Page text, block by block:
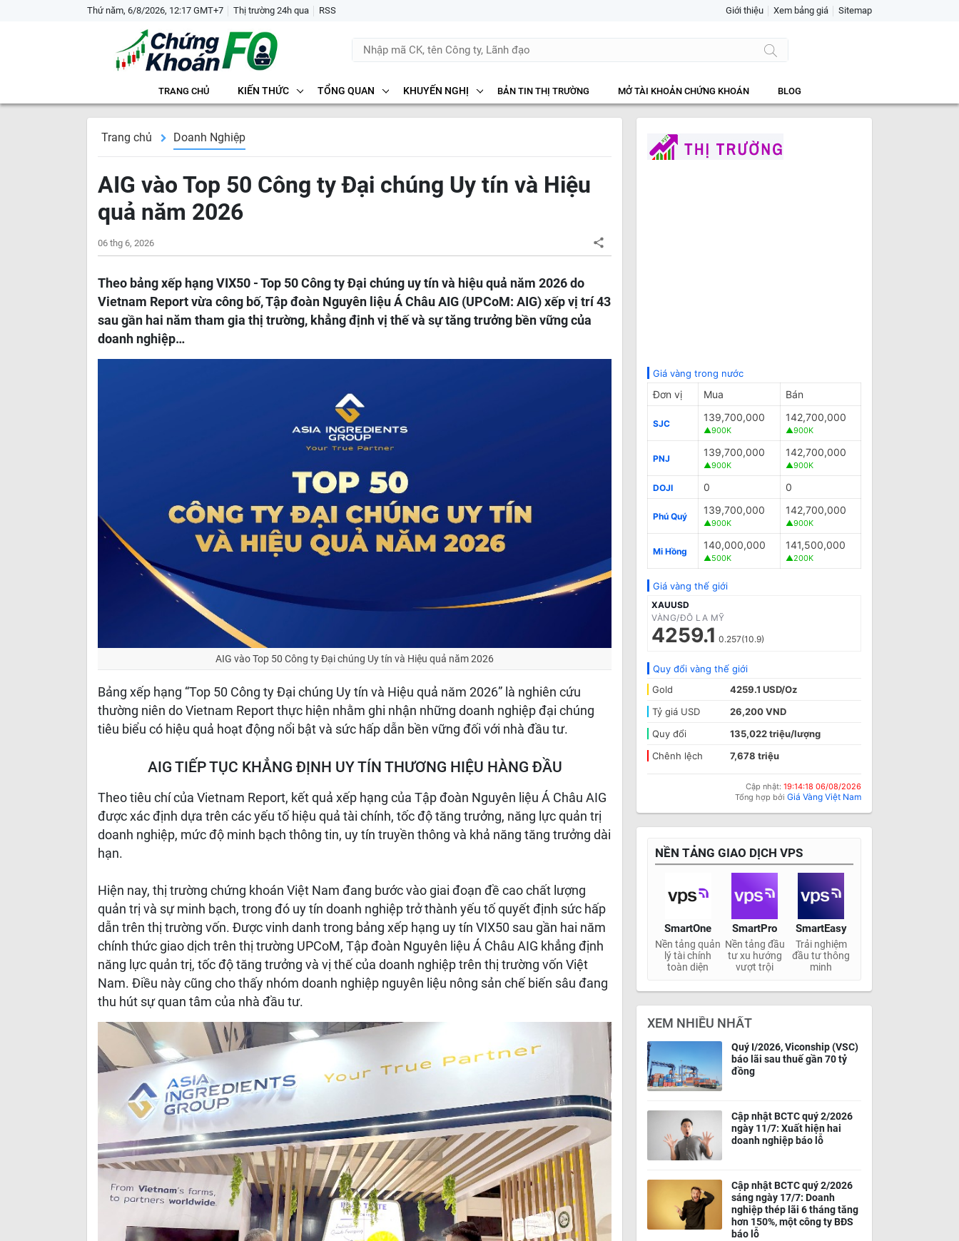
Thứ năm, 6/8/2026, 12:17 GMT+7 Thị trường 24h qua RSS Giới thiệu Xem bảng giá Sitemap
TRANG CHỦ KIẾN THỨC TỔNG QUAN KHUYẾN NGHỊ BẢN TIN THỊ TRƯỜNG MỞ TÀI KHOẢN CHỨNG KHOÁN BLOG
Trang chủ Doanh Nghiệp
AIG vào Top 50 Công ty Đại chúng Uy tín và Hiệu
quả năm 2026
06 thg 6, 2026
Theo bảng xếp hạng VIX50 - Top 50 Công ty Đại chúng uy tín và hiệu quả năm 2026 do
Vietnam Report vừa công bố, Tập đoàn Nguyên liệu Á Châu AIG (UPCoM: AIG) xếp vị trí 43
sau gần hai năm tham gia thị trường, khẳng định vị thế và sự tăng trưởng bền vững của
doanh nghiệp…
AIG vào Top 50 Công ty Đại chúng Uy tín và Hiệu quả năm 2026
Bảng xếp hạng “Top 50 Công ty Đại chúng Uy tín và Hiệu quả năm 2026” là nghiên cứu
thường niên do Vietnam Report thực hiện nhằm ghi nhận những doanh nghiệp đại chúng
tiêu biểu có hiệu quả hoạt động nổi bật và sức hấp dẫn bền vững đối với nhà đầu tư.
AIG TIẾP TỤC KHẲNG ĐỊNH UY TÍN THƯƠNG HIỆU HÀNG ĐẦU
Theo tiêu chí của Vietnam Report, kết quả xếp hạng của Tập đoàn Nguyên liệu Á Châu AIG
được xác định dựa trên các yếu tố hiệu quả tài chính, tốc độ tăng trưởng, năng lực quản trị
doanh nghiệp, mức độ minh bạch thông tin, uy tín truyền thông và khả năng tăng trưởng dài
hạn.
Hiện nay, thị trường chứng khoán Việt Nam đang bước vào giai đoạn đề cao chất lượng
quản trị và sự minh bạch, trong đó uy tín doanh nghiệp trở thành yếu tố quyết định sức hấp
dẫn trên thị trường vốn. Được vinh danh trong bảng xếp hạng uy tín VIX50 sau gần hai năm
chính thức giao dịch trên thị trường UPCoM, Tập đoàn Nguyên liệu Á Châu AIG khẳng định
năng lực quản trị, tốc độ tăng trưởng và vị thế của doanh nghiệp trên thị trường vốn Việt
Nam. Điều này cũng cho thấy nhóm doanh nghiệp nguyên liệu nông sản chế biến sâu đang
thu hút sự quan tâm của nhà đầu tư.
Giá vàng trong nước
Đơn vị Mua Bán
SJC
139,700,000
▲900K
142,700,000
▲900K
PNJ
139,700,000
▲900K
142,700,000
▲900K
DOJI 0 0
Phú Quý
139,700,000
▲900K
142,700,000
▲900K
Mi Hồng
140,000,000
▲500K
141,500,000
▲200K
Giá vàng thế giới
XAUUSD
VÀNG/ĐÔ LA MỸ
4259.1 0.257(10.9)
Quy đổi vàng thế giới
Gold
4259.1 USD/Oz
Tỷ giá USD
26,200 VND
Quy đổi
135,022 triệu/lượng
Chênh lệch
7,678 triệu
Cập nhật: 19:14:18 06/08/2026
Tổng hợp bởi Giá Vàng Việt Nam
NỀN TẢNG GIAO DỊCH VPS
SmartOne SmartPro SmartEasy
Nền tảng quản
lý tài chính
toàn diện
Nền tảng đầu
tư xu hướng
vượt trội
Trải nghiệm
đầu tư thông
minh
XEM NHIỀU NHẤT
Quý I/2026, Viconship (VSC)
báo lãi sau thuế gần 70 tỷ
đồng
Cập nhật BCTC quý 2/2026
ngày 11/7: Xuất hiện hai
doanh nghiệp báo lỗ
Cập nhật BCTC quý 2/2026
sáng ngày 17/7: Doanh
nghiệp thép lãi 6 tháng tăng
hơn 150%, một công ty BĐS
báo lỗ